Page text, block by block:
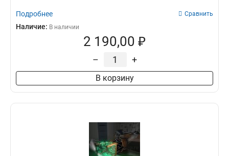
Подробнее Сравнить
Наличие: В наличии
2 190,00 ₽
– +
В корзину